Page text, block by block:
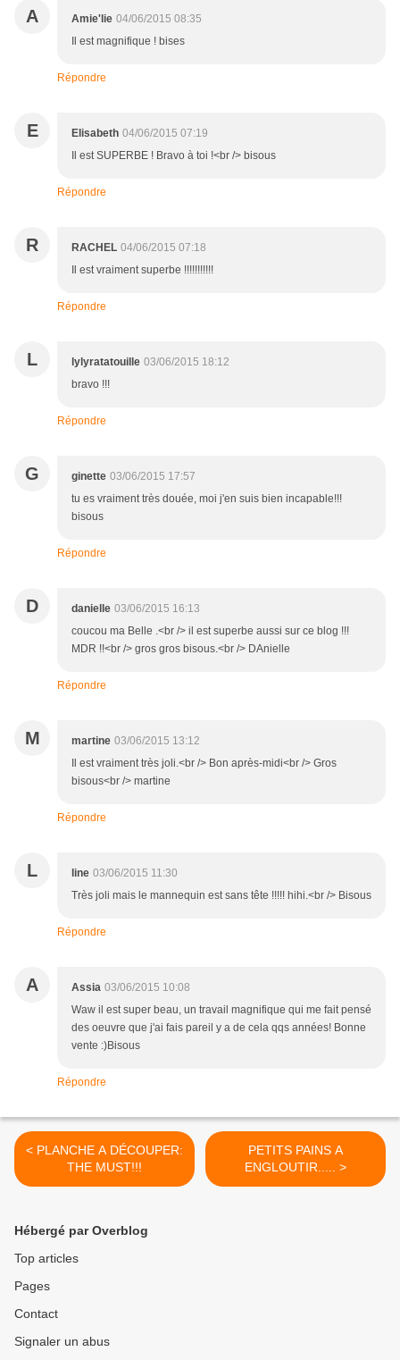
A Amie'lie 04/06/2015 08:35
Il est magnifique ! bises
Répondre
E Elisabeth 04/06/2015 07:19
Il est SUPERBE ! Bravo à toi !<br /> bisous
Répondre
R RACHEL 04/06/2015 07:18
Il est vraiment superbe !!!!!!!!!!!
Répondre
L lylyratatouille 03/06/2015 18:12
bravo !!!
Répondre
G ginette 03/06/2015 17:57
tu es vraiment très douée, moi j'en suis bien incapable!!!
bisous
Répondre
D danielle 03/06/2015 16:13
coucou ma Belle .<br /> il est superbe aussi sur ce blog !!!
MDR !!<br /> gros gros bisous.<br /> DAnielle
Répondre
M martine 03/06/2015 13:12
Il est vraiment très joli.<br /> Bon après-midi<br /> Gros
bisous<br /> martine
Répondre
L line 03/06/2015 11:30
Très joli mais le mannequin est sans tête !!!!! hihi.<br /> Bisous
Répondre
A Assia 03/06/2015 10:08
Waw il est super beau, un travail magnifique qui me fait pensé
des oeuvre que j'ai fais pareil y a de cela qqs années! Bonne
vente :)Bisous
Répondre
< PLANCHE A DÉCOUPER:
THE MUST!!!
PETITS PAINS A
ENGLOUTIR..... >
Hébergé par Overblog
Top articles
Pages
Contact
Signaler un abus